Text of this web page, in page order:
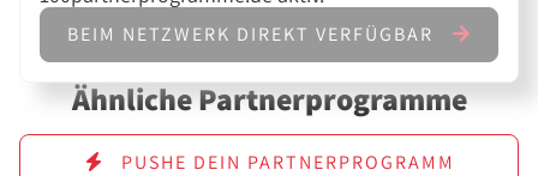
BEIM NETZWERK DIREKT VERFÜGBAR
Ähnliche Partnerprogramme
PUSHE DEIN PARTNERPROGRAMM